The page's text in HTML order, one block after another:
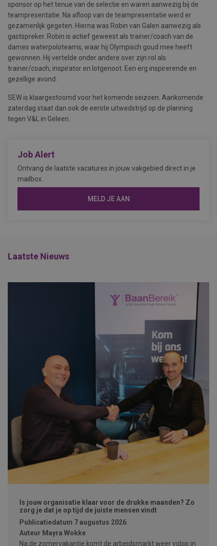
sponsor op het tenue van de selectie en waren aanwezig bij de
teampresentatie. Na afloop van de teampresentatie werd er
gezamenlijk gegeten. Hierna was Robin van Galen aanwezig als
gastspreker. Robin is actief geweest als trainer/coach van de
dames waterpoloteams, waar hij Olympisch goud mee heeft
gewonnen. Hij vertelde onder andere over zijn rol als
trainer/coach, inspirator en lotgenoot. Een erg inspirerende en
gezellige avond.
SEW is klaargestoomd voor het komende seizoen. Aankomende
zaterdag staat dan ook de eerste uitwedstrijd op de planning
tegen V&L in Geleen.
Job Alert
Ontvang de laatste vacatures in jouw vakgebied direct in je
mailbox.
MELD JE AAN
Laatste Nieuws
Is jouw organisatie klaar voor de drukke maanden? Zo
zorg je dat je op tijd de juiste mensen vindt
Publicatiedatum 7 augustus 2026
Auteur Mayra Wokke
Na de zomervakantie komt de arbeidsmarkt weer volop in